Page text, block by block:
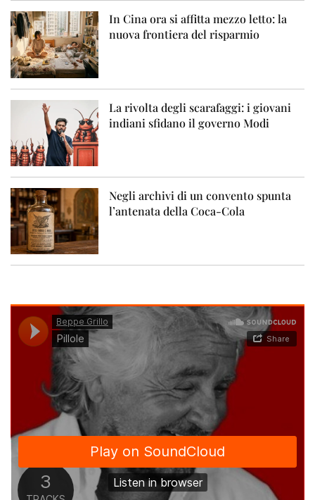
In Cina ora si affitta mezzo letto: la
nuova frontiera del risparmio
La rivolta degli scarafaggi: i giovani
indiani sfidano il governo Modi
Negli archivi di un convento spunta
l’antenata della Coca-Cola